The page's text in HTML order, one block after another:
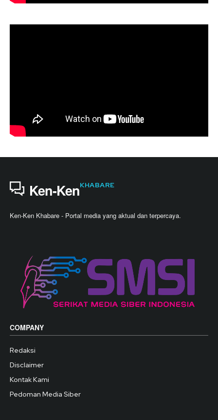
Ken-KenKHABARE
Ken-Ken Khabare - Portal media yang aktual dan terpercaya.
COMPANY
Redaksi
Disclaimer
Kontak Kami
Pedoman Media Siber